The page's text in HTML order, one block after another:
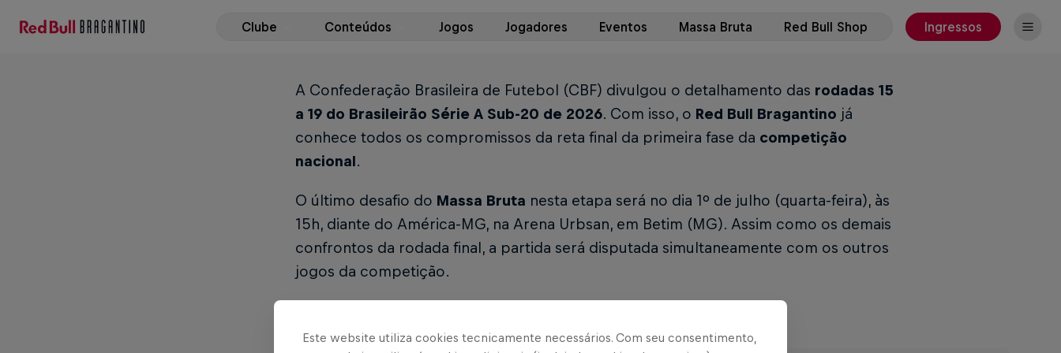
Clube Conteúdos Jogos Jogadores Eventos Massa Bruta Red Bull Shop Ingressos
A Confederação Brasileira de Futebol (CBF) divulgou o detalhamento das rodadas 15
a 19 do Brasileirão Série A Sub-20 de 2026. Com isso, o Red Bull Bragantino já
conhece todos os compromissos da reta final da primeira fase da competição
nacional.
O último desafio do Massa Bruta nesta etapa será no dia 1º de julho (quarta-feira), às
15h, diante do América-MG, na Arena Urbsan, em Betim (MG). Assim como os demais
confrontos da rodada final, a partida será disputada simultaneamente com os outros
jogos da competição.
Este website utiliza cookies tecnicamente necessários. Com seu consentimento,